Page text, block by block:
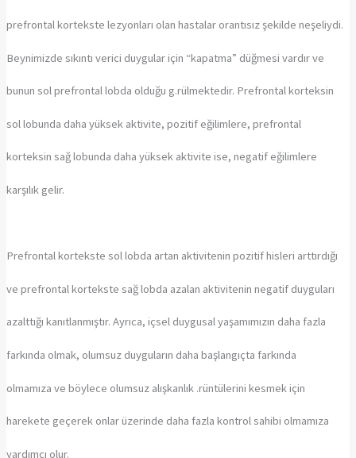
prefrontal kortekste lezyonları olan hastalar orantısız şekilde neşeliydi.
Beynimizde sıkıntı verici duygular için “kapatma” düğmesi vardır ve
bunun sol prefrontal lobda olduğu g.rülmektedir. Prefrontal korteksin
sol lobunda daha yüksek aktivite, pozitif eğilimlere, prefrontal
korteksin sağ lobunda daha yüksek aktivite ise, negatif eğilimlere
karşılık gelir.
Prefrontal kortekste sol lobda artan aktivitenin pozitif hisleri arttırdığı
ve prefrontal kortekste sağ lobda azalan aktivitenin negatif duyguları
azalttığı kanıtlanmıştır. Ayrıca, içsel duygusal yaşamımızın daha fazla
farkında olmak, olumsuz duyguların daha başlangıçta farkında
olmamıza ve böylece olumsuz alışkanlık .rüntülerini kesmek için
harekete geçerek onlar üzerinde daha fazla kontrol sahibi olmamıza
yardımcı olur.